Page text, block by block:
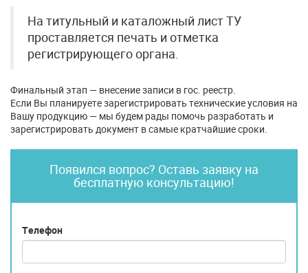
На титульный и каталожный лист ТУ
проставляется печать и отметка
регистрирующего органа.
Финальный этап — внесение записи в гос. реестр.
Если Вы планируете зарегистрировать технические условия на
Вашу продукцию — мы будем рады помочь разработать и
зарегистрировать документ в самые кратчайшие сроки.
Появился вопрос? Оставь заявку на
бесплатную консультацию!
Телефон